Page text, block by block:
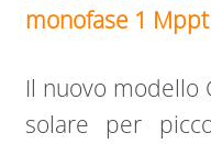
monofase 1 Mppt
Il nuovo modello
solare per